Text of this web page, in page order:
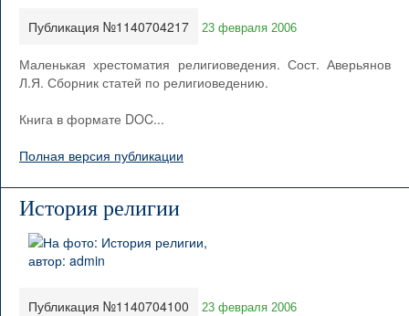
Публикация №1140704217 23 февраля 2006
Маленькая хрестоматия религиоведения. Сост. Аверьянов
Л.Я. Сборник статей по религиоведению.
Книга в формате DOC...
Полная версия публикации
История религии
Публикация №1140704100 23 февраля 2006